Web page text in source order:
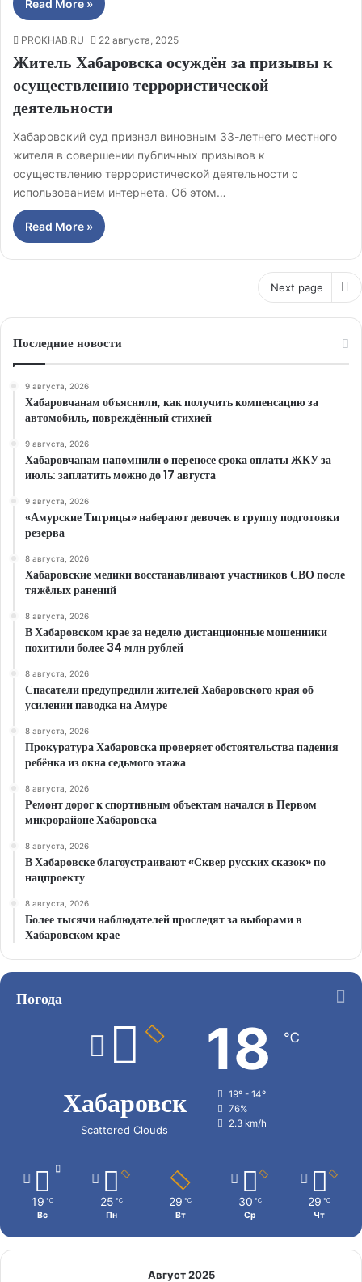
Read More »
PROKHAB.RU 22 августа, 2025
Житель Хабаровска осуждён за призывы к
осуществлению террористической
деятельности
Хабаровский суд признал виновным 33-летнего местного
жителя в совершении публичных призывов к
осуществлению террористической деятельности с
использованием интернета. Об этом…
Read More »
Next page
Последние новости
9 августа, 2026
Хабаровчанам объяснили, как получить компенсацию за
автомобиль, повреждённый стихией
9 августа, 2026
Хабаровчанам напомнили о переносе срока оплаты ЖКУ за
июль: заплатить можно до 17 августа
9 августа, 2026
«Амурские Тигрицы» наберают девочек в группу подготовки
резерва
8 августа, 2026
Хабаровские медики восстанавливают участников СВО после
тяжёлых ранений
8 августа, 2026
В Хабаровском крае за неделю дистанционные мошенники
похитили более 34 млн рублей
8 августа, 2026
Спасатели предупредили жителей Хабаровского края об
усилении паводка на Амуре
8 августа, 2026
Прокуратура Хабаровска проверяет обстоятельства падения
ребёнка из окна седьмого этажа
8 августа, 2026
Ремонт дорог к спортивным объектам начался в Первом
микрорайоне Хабаровска
8 августа, 2026
В Хабаровске благоустраивают «Сквер русских сказок» по
нацпроекту
8 августа, 2026
Более тысячи наблюдателей проследят за выборами в
Хабаровском крае
Погода
Хабаровск
Scattered Clouds
18 ℃
19º - 14º
76%
2.3 km/h
19 ℃
Вс
25 ℃
Пн
29 ℃
Вт
30 ℃
Ср
29 ℃
Чт
Август 2025